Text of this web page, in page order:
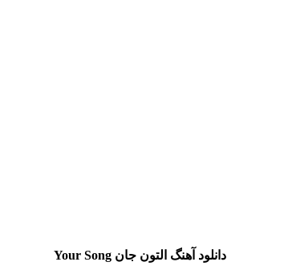
دانلود آهنگ التون جان Your Song